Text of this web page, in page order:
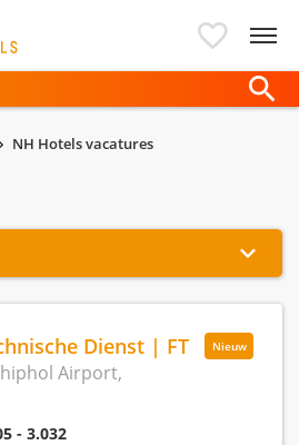
NH Hotels vacatures
Nieuw
Dienst | FT
Airport,
- 3.032